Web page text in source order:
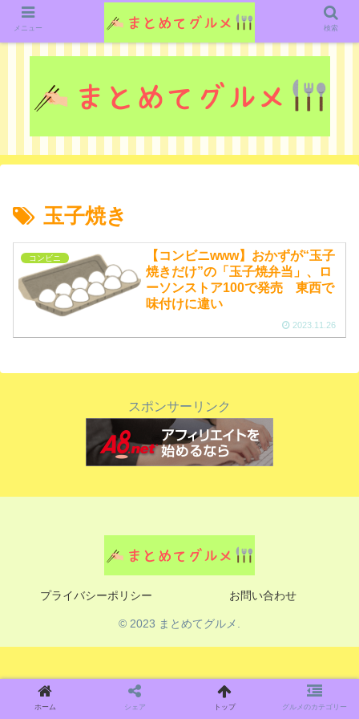
グルメ関連のいろいろなニューススレッドを紹介していきます。（鋭意作成中で
す）
玉子焼き
コンビニ
【コンビニwww】おかずが“玉子
焼きだけ”の「玉子焼弁当」、ロ
ーソンストア100で発売 東西で
味付けに違い
2023.11.26
スポンサーリンク
プライバシーポリシー お問い合わせ
© 2023 まとめてグルメ.
メニュー 検索
ホーム シェア トップ グルメのカテゴリー